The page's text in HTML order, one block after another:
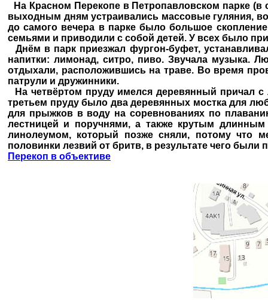
На Красном Перекопе в Петропавловском парке (в
выходным дням устраивались массовые гуляния,
до самого вечера в парке было большое
семьями и приводили с собой детей. У всех было
Днём в парк приезжал фургон-буфет,
напитки: лимонад, ситро, пиво. Звучала музыка.
отдыхали, расположившись на траве. Во время
патрули и дружинники.
На четвёртом пруду имелся деревянный причал
третьем пруду было два деревянных мостка для
для прыжков в воду на соревнованиях по
лестницей и поручнями, а также крутым
линолеумом, который позже сняли, потому что
половинки лезвий от бритв, в результате чего были
Перекоп в объективе